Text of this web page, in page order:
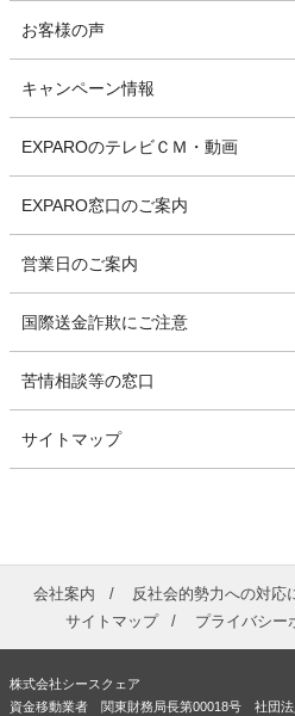
お客様の声
キャンペーン情報
EXPAROのテレビＣＭ・動画
EXPARO窓口のご案内
営業日のご案内
国際送金詐欺にご注意
苦情相談等の窓口
サイトマップ
会社案内 反社会的勢力への対応
サイトマップ
プライバシー
株式会社シースクェア
資金移動業者 関東財務局長第00018号 社団